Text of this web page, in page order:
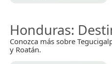
Honduras:
Conozca más sobre
y Roatán.